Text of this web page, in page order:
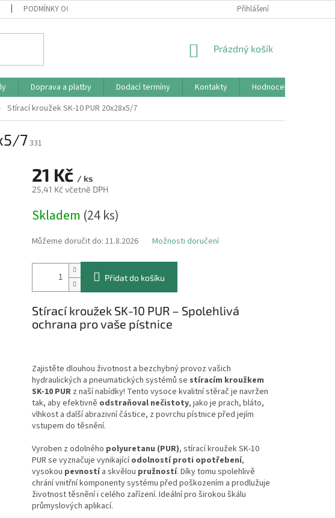
PODMÍNKY OCHRANY OSOBNÍCH ÚDAJŮ (GDPR) REKLAMAČNÍ ŘÁD
Přihlášení
NÁKUPNÍ
Prázdný košík
Doprava a platby Dodací termíny Kontakty
Hodnocení obchodu
Stírací kroužek SK-10 PUR 20x28x5/7
7331
21 Kč / ks
25,41 Kč včetně DPH
cena:
Skladem (24 ks)
Můžeme doručit do: 11.8.2026 Možnosti doručení
Přidat do košíku
Stírací kroužek SK-10 PUR – Spolehlivá
ochrana pro vaše pístnice
Zajistěte dlouhou životnost a bezchybný provoz vašich
hydraulických a pneumatických systémů se stíracím kroužkem
SK-10 PURz naší nabídky! Tento vysoce kvalitní stěrač je navržen
tak, aby efektivně odstraňoval nečistoty, jako je prach, bláto,
vlhkost a další abrazivní částice, z povrchu pístnice před jejím
vstupem do těsnění.
Vyroben z odolného polyuretanu (PUR), stírací kroužek SK-10
PUR se vyznačuje vynikajícíodolností proti opotřebení,
vysokou pevnostía skvělou pružností. Díky tomu spolehlivě
chrání vnitřní komponenty systému před poškozením a prodlužuje
životnost těsnění i celého zařízení. Ideální pro širokou škálu
průmyslových aplikací.